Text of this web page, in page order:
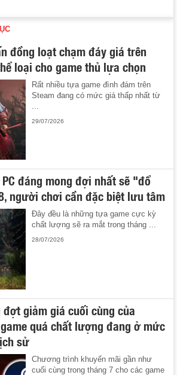
đồng loạt chạm đáy giá trên
loại cho game thủ lựa chọn
Rất nhiều tựa game đình đám trên
Steam đang có mức giá thấp nhất từ
29/07/2026
đáng mong đợi nhất sẽ "đổ
người chơi cần đặc biệt lưu tâm
Đây đều là những tựa game cực kỳ
chất lượng sẽ ra mắt trong tháng ...
28/07/2026
giảm giá cuối cùng của
quá chất lượng đang ở mức
sử
Chương trình khuyến mãi gần như
cuối cùng trong tháng 7 cho các game